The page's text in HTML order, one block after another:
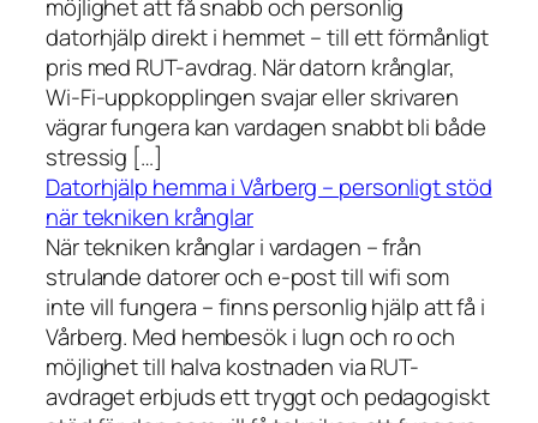
möjlighet att få snabb och personlig
datorhjälp direkt i hemmet – till ett förmånligt
pris med RUT-avdrag. När datorn krånglar,
Wi-Fi-uppkopplingen svajar eller skrivaren
vägrar fungera kan vardagen snabbt bli både
stressig […]
Datorhjälp hemma i Vårberg – personligt stöd
när tekniken krånglar
När tekniken krånglar i vardagen – från
strulande datorer och e-post till wifi som
inte vill fungera – finns personlig hjälp att få i
Vårberg. Med hembesök i lugn och ro och
möjlighet till halva kostnaden via RUT-
avdraget erbjuds ett tryggt och pedagogiskt